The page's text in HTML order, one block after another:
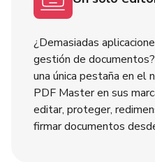
¿Demasiadas
gestión de
una única pestaña en el
PDF Master en sus
editar, proteger,
firmar documentos